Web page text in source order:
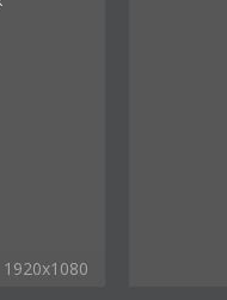
1920x1080